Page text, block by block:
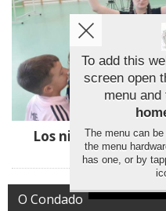
Los niños de Mos
O Condado
Aviso sobre
Utilizamos
lista de
nuestra
To add this
screen open
menu and
The menu can
the menu
has one, or by